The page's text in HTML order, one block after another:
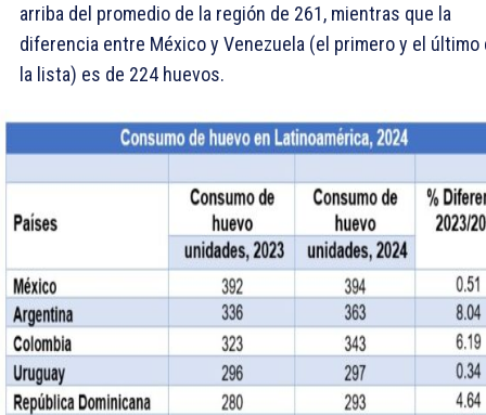
arriba del promedio de la región de 261, mientras que la
diferencia entre México y Venezuela (el primero y el último
la lista) es de 224 huevos.